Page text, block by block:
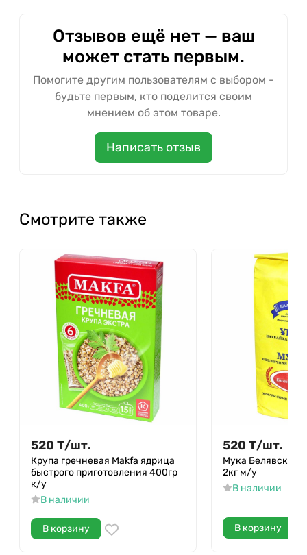
Отзывов ещё нет — ваш
может стать первым.
Помогите другим пользователям с выбором -
будьте первым, кто поделится своим
мнением об этом товаре.
Написать отзыв
Смотрите также
520 Т/шт.
Крупа гречневая Makfa ядрица
быстрого приготовления 400гр
к/у
В наличии
В корзину
520 Т/шт.
Мука Белявская
2кг м/у
В наличии
В корзину